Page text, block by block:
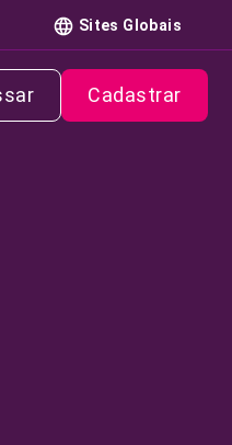
Sites Globais
Cadastrar